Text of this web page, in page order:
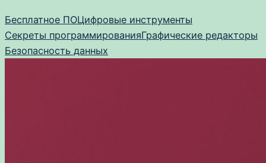
к
содержимому
Бесплатное ПОЦифровые инструменты
Секреты программированияГрафические редакторы
Безопасность данных